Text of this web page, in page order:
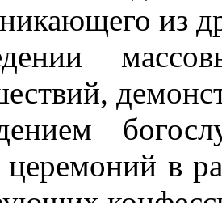
из
в